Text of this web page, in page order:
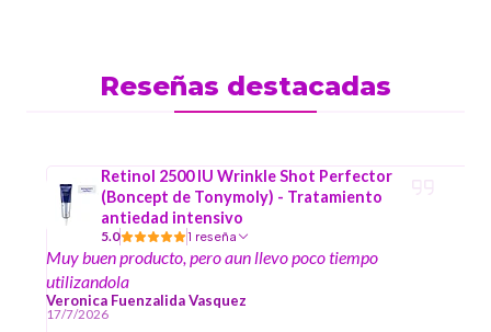
Reseñas destacadas
Retinol 2500 IU Wrinkle Shot Perfector
(Boncept de Tonymoly) - Tratamiento
antiedad intensivo
5.0 1 reseña
Muy buen producto, pero aun llevo poco tiempo
utilizandola
Veronica Fuenzalida Vasquez
17/7/2026